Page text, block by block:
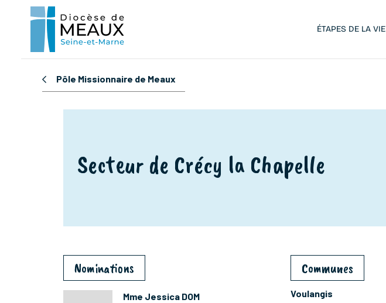
ÉTAPES DE LA VIE
Pôle Missionnaire de Meaux
Secteur de Crécy la Chapelle
Nominations
Mme Jessica DOM
Communes
Voulangis